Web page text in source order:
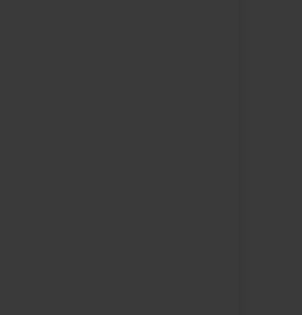
السوداني، التزام
التي قدمت للأمم
أن خارطة الطريق قائمة
عن مدينة الفاشر.
قال جابر: نرفض